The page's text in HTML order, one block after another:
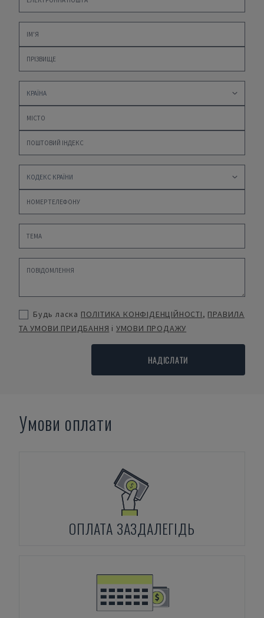
Будь ласка ПОЛІТИКА КОНФІДЕНЦІЙНОСТІ, ПРАВИЛА
ТА УМОВИ ПРИДБАННЯ і УМОВИ ПРОДАЖУ
НАДІСЛАТИ
Умови оплати
ОПЛАТА ЗАЗДАЛЕГІДЬ